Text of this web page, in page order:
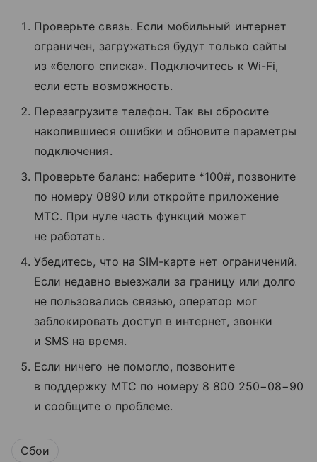
Проверьте связь. Если мобильный интернет
ограничен, загружаться будут только сайты
из «белого списка». Подключитесь к Wi-Fi,
если есть возможность.
Перезагрузите телефон. Так вы сбросите
накопившиеся ошибки и обновите параметры
подключения.
Проверьте баланс: наберите *100#, позвоните
по номеру 0890 или откройте приложение
МТС. При нуле часть функций может
не работать.
Убедитесь, что на SIM-карте нет ограничений.
Если недавно выезжали за границу или долго
не пользовались связью, оператор мог
заблокировать доступ в интернет, звонки
и SMS на время.
Если ничего не помогло, позвоните
в поддержку МТС по номеру 8 800 250−08−90
и сообщите о проблеме.
Сбои